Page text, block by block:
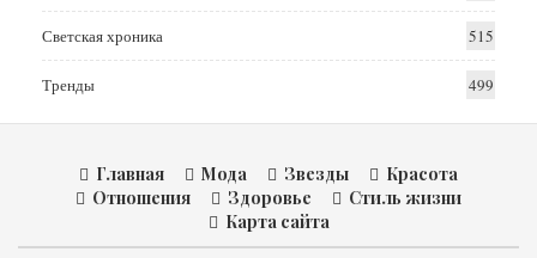
Светская хроника 515
Тренды 499
Главная Мода Звезды
Красота
Отношения
Здоровье
Стиль жизни
Карта сайта